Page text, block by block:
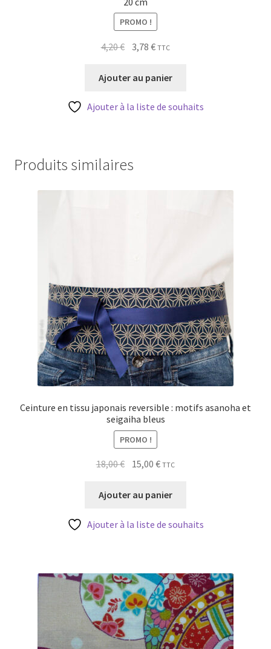
PROMO !
4,20€ Le
initial
4,20 €.
3,78€Le
actuel
3,78 €.
TTC
Ajouter au panier
Ajouter à la liste de souhaits
Produits similaires
Ceinture en tissu japonais reversible : motifs asanoha et
seigaiha bleus
PROMO !
18,00€ Le
initial
18,00 €.
15,00€Le
actuel
15,00 €.
TTC
Ajouter au panier
Ajouter à la liste de souhaits